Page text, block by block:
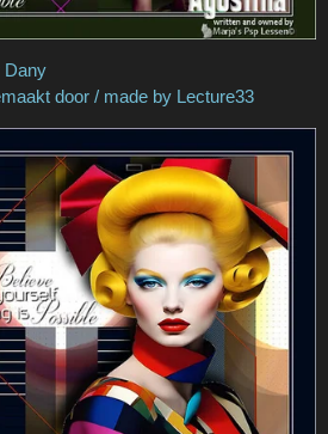
/ made by Dany
made by Lecture33